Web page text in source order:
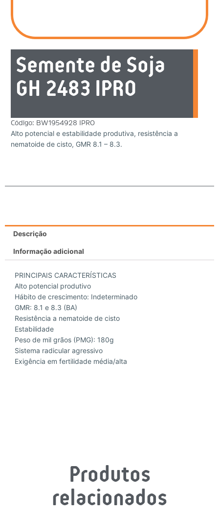
Semente de Soja
GH 2483 IPRO
Código: BW1954928 IPRO
Alto potencial e estabilidade produtiva, resistência a
nematoide de cisto, GMR 8.1 – 8.3.
Descrição
Informação adicional
PRINCIPAIS CARACTERÍSTICAS
Alto potencial produtivo
Hábito de crescimento: Indeterminado
GMR: 8.1 e 8.3 (BA)
Resistência a nematoide de cisto
Estabilidade
Peso de mil grãos (PMG): 180g
Sistema radicular agressivo
Exigência em fertilidade média/alta
Produtos
relacionados